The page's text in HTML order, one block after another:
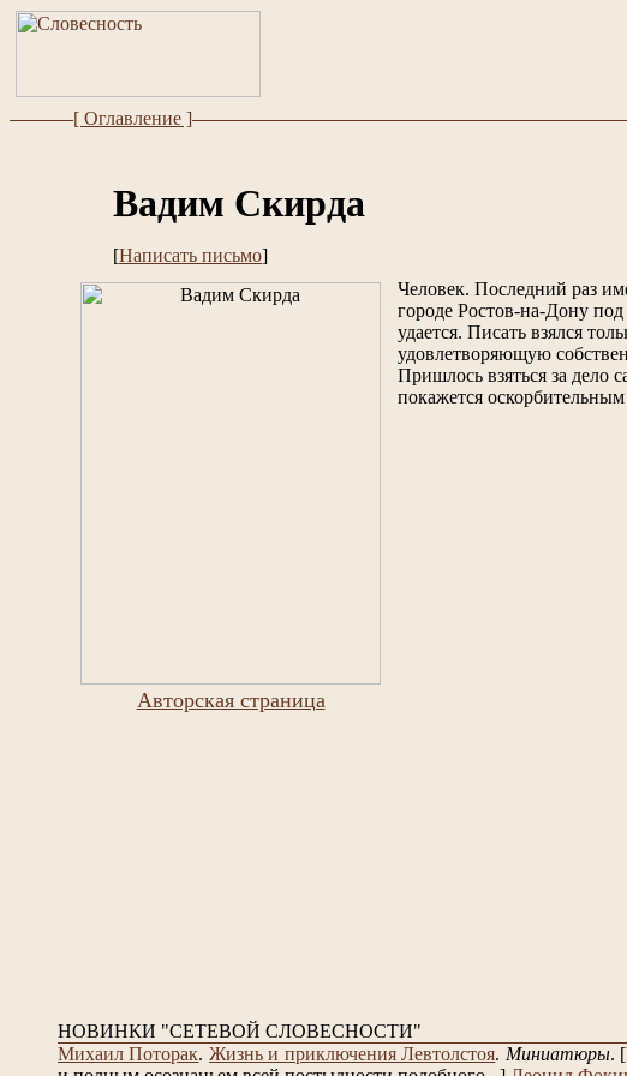
[ Оглавление ]
Вадим Скирда
[Написать письмо]
Авторская страница
Человек. Последний раз
городе Ростов-на-Дону
удается. Писать взялся
удовлетворяющую
Пришлось взяться за дело
покажется
НОВИНКИ "СЕТЕВОЙ СЛОВЕСНОСТИ"
Михаил Поторак. Жизнь и приключения Левтолстоя. Миниатюры.